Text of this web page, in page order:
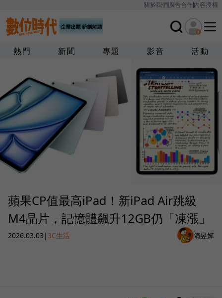
關於我們廣告合作內容授權
熱門 新聞 專題 影音 活動
蘋果CP值最高iPad！新iPad Air跳級
M4晶片，記憶體飆升12GB仍「凍漲」
2026.03.03 | 3C生活 隋昱嬋